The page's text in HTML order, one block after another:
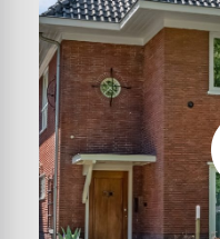
gesitueerd. Perfect
en zelfs als inpandig
een au-pair.
en het rijkelijk gebruik
kamers wit is
de alom bekende
door enkele bomen.
De badkamer op
een douche, toilet en
twee bergingen, een
ruimte die thans als